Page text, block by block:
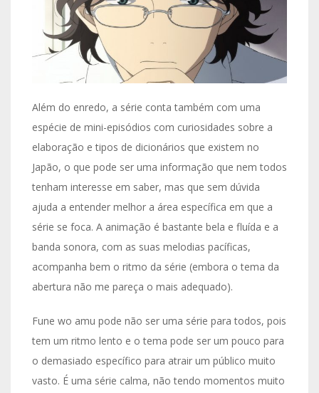
Além do enredo, a série conta também com uma
espécie de mini-episódios com curiosidades sobre a
elaboração e tipos de dicionários que existem no
Japão, o que pode ser uma informação que nem todos
tenham interesse em saber, mas que sem dúvida
ajuda a entender melhor a área específica em que a
série se foca. A animação é bastante bela e fluída e a
banda sonora, com as suas melodias pacíficas,
acompanha bem o ritmo da série (embora o tema da
abertura não me pareça o mais adequado).
Fune wo amu pode não ser uma série para todos, pois
tem um ritmo lento e o tema pode ser um pouco para
o demasiado específico para atrair um público muito
vasto. É uma série calma, não tendo momentos muito